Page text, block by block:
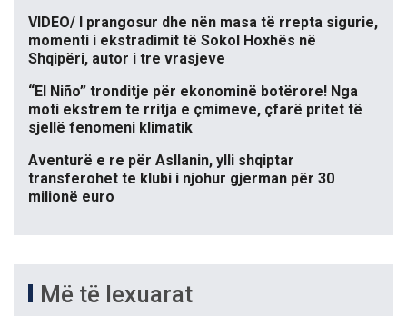
VIDEO/ I prangosur dhe nën masa të rrepta sigurie,
momenti i ekstradimit të Sokol Hoxhës në
Shqipëri, autor i tre vrasjeve
“El Niño” tronditje për ekonominë botërore! Nga
moti ekstrem te rritja e çmimeve, çfarë pritet të
sjellë fenomeni klimatik
Aventurë e re për Asllanin, ylli shqiptar
transferohet te klubi i njohur gjerman për 30
milionë euro
Më të lexuarat